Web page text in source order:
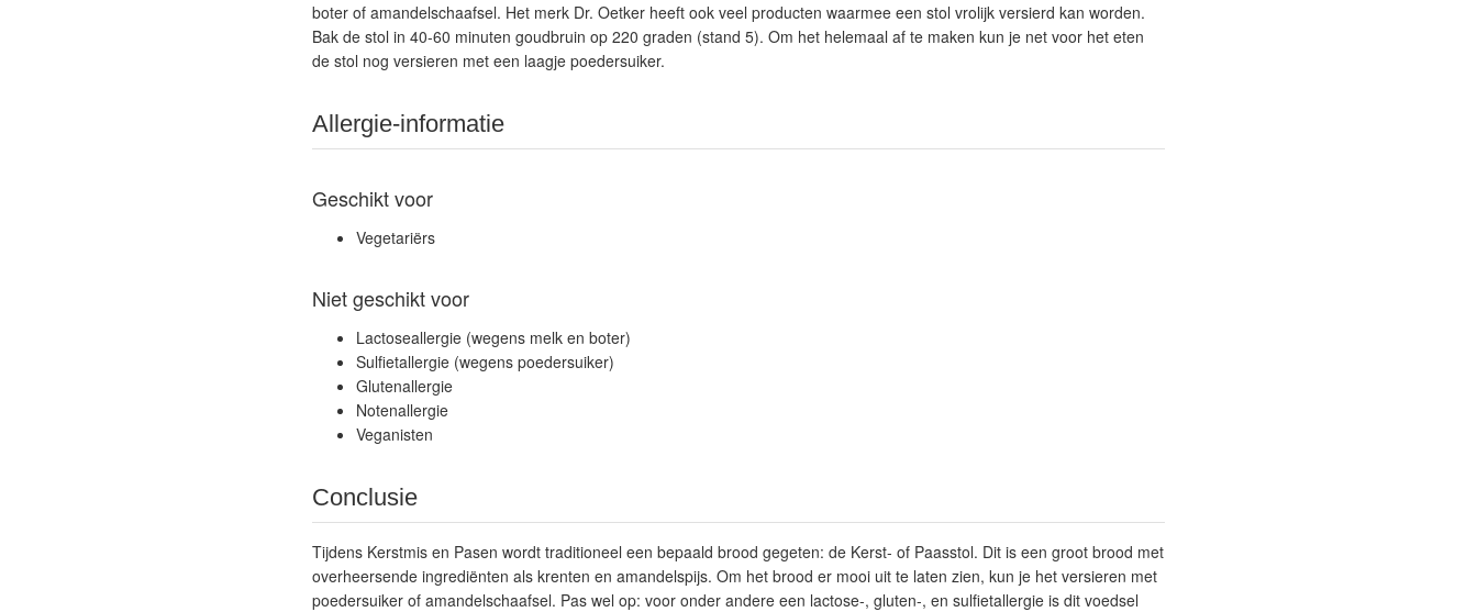
boter of amandelschaafsel. Het merk Dr. Oetker heeft ook veel producten waarmee een stol vrolijk versierd kan worden.
Bak de stol in 40-60 minuten goudbruin op 220 graden (stand 5). Om het helemaal af te maken kun je net voor het eten
de stol nog versieren met een laagje poedersuiker.
Allergie-informatie
Geschikt voor
Vegetariërs
Niet geschikt voor
Lactoseallergie (wegens melk en boter)
Sulfietallergie (wegens poedersuiker)
Glutenallergie
Notenallergie
Veganisten
Conclusie
Tijdens Kerstmis en Pasen wordt traditioneel een bepaald brood gegeten: de Kerst- of Paasstol. Dit is een groot brood met
overheersende ingrediënten als krenten en amandelspijs. Om het brood er mooi uit te laten zien, kun je het versieren met
poedersuiker of amandelschaafsel. Pas wel op: voor onder andere een lactose-, gluten-, en sulfietallergie is dit voedsel